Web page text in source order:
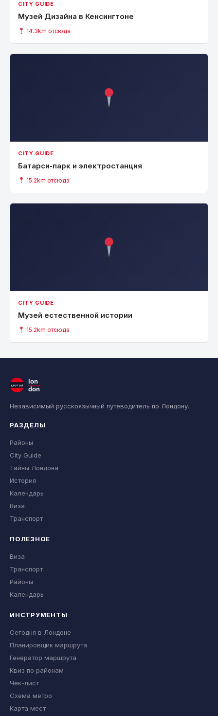
CITY GUIDE
Музей Дизайна в Кенсингтоне
14.3km отсюда
CITY GUIDE
Батарси-парк и электростанция
15.2km отсюда
CITY GUIDE
Музей естественной истории
15.2km отсюда
ДРУГОЙ
lon
don
Независимый русскоязычный путеводитель по Лондону.
РАЗДЕЛЫ
Районы
City Guide
Тайны Лондона
История
Календарь
Виза
Транспорт
ПОЛЕЗНОЕ
Виза
Транспорт
Районы
Календарь
ИНСТРУМЕНТЫ
Сегодня в Лондоне
Планировщик маршрута
Генератор маршрута
Квиз по районам
Чек-лист
Схема метро
Карта мест